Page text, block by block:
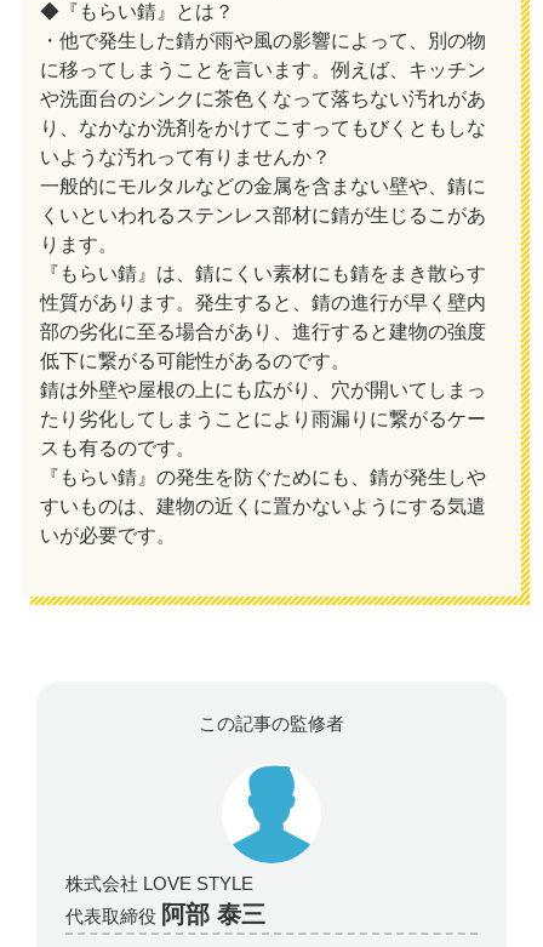
◆『もらい錆』とは？
・他で発生した錆が雨や風の影響によって、別の物
に移ってしまうことを言います。例えば、キッチン
や洗面台のシンクに茶色くなって落ちない汚れがあ
り、なかなか洗剤をかけてこすってもびくともしな
いような汚れって有りませんか？
一般的にモルタルなどの金属を含まない壁や、錆に
くいといわれるステンレス部材に錆が生じるこがあ
ります。
『もらい錆』は、錆にくい素材にも錆をまき散らす
性質があります。発生すると、錆の進行が早く壁内
部の劣化に至る場合があり、進行すると建物の強度
低下に繋がる可能性があるのです。
錆は外壁や屋根の上にも広がり、穴が開いてしまっ
たり劣化してしまうことにより雨漏りに繋がるケー
スも有るのです。
『もらい錆』の発生を防ぐためにも、錆が発生しや
すいものは、建物の近くに置かないようにする気遣
いが必要です。
この記事の監修者
株式会社 LOVE STYLE
代表取締役 阿部 泰三